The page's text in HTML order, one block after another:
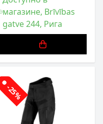
магазине, Brīvības
gatve 244, Рига
-25%